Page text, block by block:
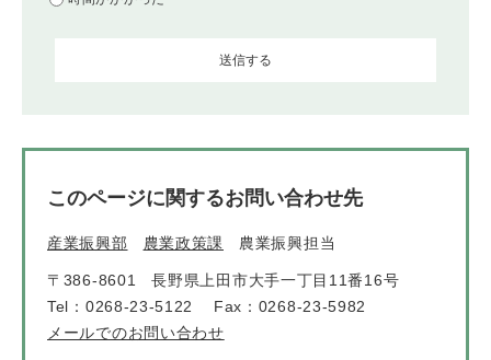
このページに関するお問い合わせ先
産業振興部 農業政策課 農業振興担当
〒386-8601
長野県上田市大手一丁目11番16号
Tel：0268-23-5122
Fax：0268-23-5982
メールでのお問い合わせ